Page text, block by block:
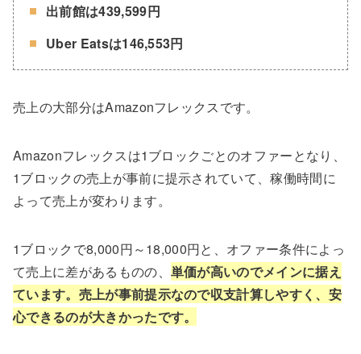
出前館は439,599円
Uber Eatsは146,553円
売上の大部分はAmazonフレックスです。
Amazonフレックスは1ブロックごとのオファーとなり、
1ブロックの売上が事前に提示されていて、稼働時間に
よって売上が変わります。
1ブロックで8,000円～18,000円と、オファー条件によっ
て売上に差があるものの、 単価が高いのでメインに据え
ています。売上が事前提示なので収支計算しやすく、安
心できるのが大きかったです。